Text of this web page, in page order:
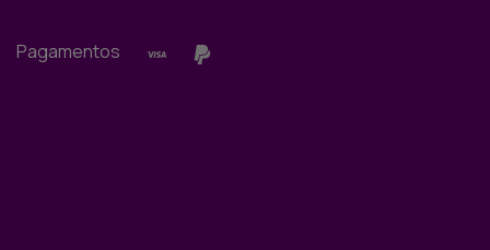
Pagamentos